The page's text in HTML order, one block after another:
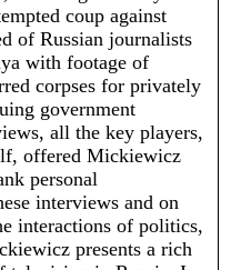
coup against
of Russian journalists
with footage of
corpses for privately
government
all the key players,
offered Mickiewicz
personal
interviews and on
interactions of politics,
presents a rich